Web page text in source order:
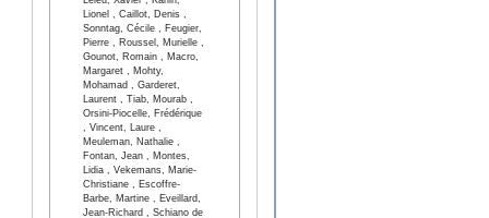
Lionel , Caillot, Denis ,
Sonntag, Cécile , Feugier,
Pierre , Roussel, Murielle ,
Gounot, Romain , Macro,
Margaret , Mohty,
Mohamad , Garderet,
Laurent , Tiab, Mourab ,
Orsini-Piocelle, Frédérique
, Vincent, Laure ,
Meuleman, Nathalie ,
Fontan, Jean , Montes,
Lidia , Vekemans, Marie-
Christiane , Escoffre-
Barbe, Martine , Eveillard,
Jean-Richard , Schiano de